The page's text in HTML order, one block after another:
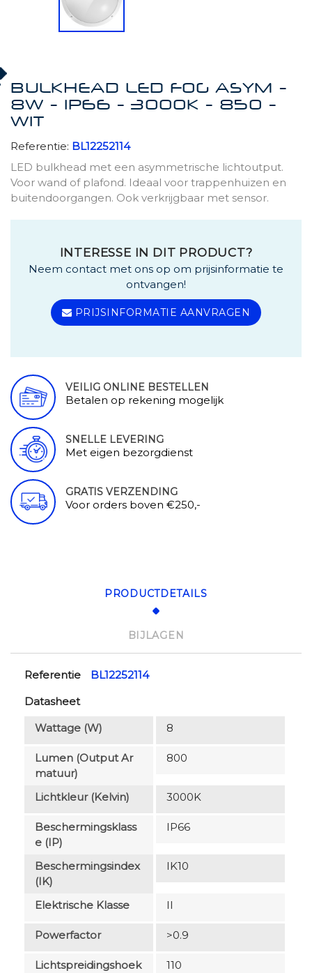
BULKHEAD LED FOG ASYM -
8W - IP66 - 3000K - 850 -
WIT
Referentie: BL12252114
LED bulkhead met een asymmetrische lichtoutput.
Voor wand of plafond. Ideaal voor trappenhuizen en
buitendoorgangen. Ook verkrijgbaar met sensor.
INTERESSE IN DIT PRODUCT?
Neem contact met ons op om prijsinformatie te
ontvangen!
PRIJSINFORMATIE AANVRAGEN
VEILIG ONLINE BESTELLEN
Betalen op rekening mogelijk
SNELLE LEVERING
Met eigen bezorgdienst
GRATIS VERZENDING
Voor orders boven €250,-
PRODUCTDETAILS
BIJLAGEN
Referentie
BL12252114
Datasheet
Wattage (W)
8
Lumen (output Ar
Matuur)
800
Lichtkleur (Kelvin) 3000K
Beschermingsklass
E (IP)
IP66
Beschermingsindex
(IK)
IK10
Elektrische Klasse II
Powerfactor >0.9
Lichtspreidingshoek
110